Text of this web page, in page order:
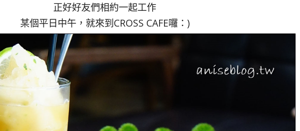
正好好友們相約一起工作
某個平日中午，就來到CROSS CAFE囉：)